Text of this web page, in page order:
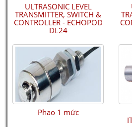
ULTRASONIC LEVEL TRANSMITTER,
ULTRASONIC LEVEL
TRANSMITTER, SWITCH &
CONTROLLER - ECHOPOD
DL24
Phao 1 mức